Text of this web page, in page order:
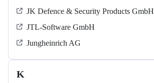
JK Defence & Security Products GmbH
JTL-Software GmbH
Jungheinrich AG
K